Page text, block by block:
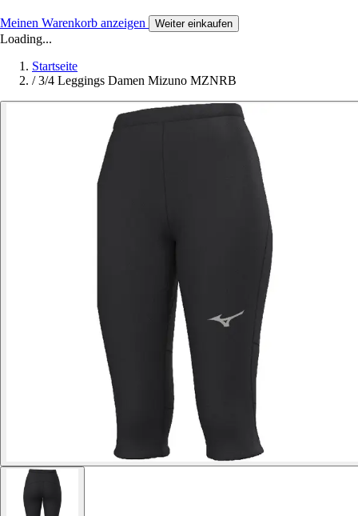
Meinen Warenkorb anzeigen Weiter einkaufen
Loading...
Startseite
/ 3/4 Leggings Damen Mizuno MZNRB